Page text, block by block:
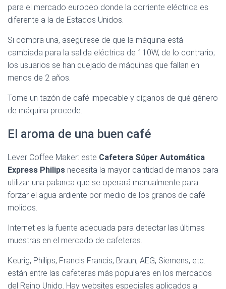
para el mercado europeo donde la corriente eléctrica es
diferente a la de Estados Unidos.
Si compra una, asegúrese de que la máquina está
cambiada para la salida eléctrica de 110W, de lo contrario;
los usuarios se han quejado de máquinas que fallan en
menos de 2 años.
Tome un tazón de café impecable y díganos de qué género
de máquina procede.
El aroma de una buen café
Lever Coffee Maker: este Cafetera Súper Automática
Express Philips necesita la mayor cantidad de manos para
utilizar una palanca que se operará manualmente para
forzar el agua ardiente por medio de los granos de café
molidos.
Internet es la fuente adecuada para detectar las últimas
muestras en el mercado de cafeteras.
Keurig, Philips, Francis Francis, Braun, AEG, Siemens, etc.
están entre las cafeteras más populares en los mercados
del Reino Unido. Hay websites especiales aplicados a